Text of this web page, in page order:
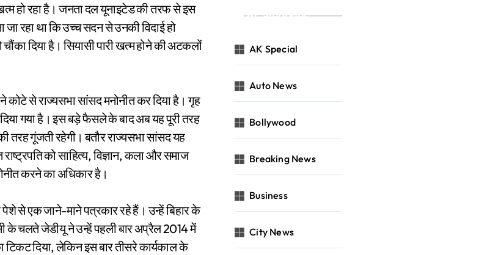
जा रहा था कि उच्च सदन से उनकी विदाई हो
दिया है। सियासी पारी खत्म होने की अटकलों
कोटे से राज्यसभा सांसद मनोनीत कर दिया है। गृह
गया है। इस बड़े फैसले के बाद अब यह पूरी तरह
गूंजती रहेगी। बतौर राज्यसभा सांसद यह
को साहित्य, विज्ञान, कला और समाज
करने का अधिकार है।
से एक जाने-माने पत्रकार रहे हैं। उन्हें बिहार के
के चलते जेडीयू ने उन्हें पहली बार अप्रैल 2014 में
टिकट दिया, लेकिन इस बार तीसरे कार्यकाल के
Categories
AK Special
Auto News
Bollywood
Breaking News
Business
City News